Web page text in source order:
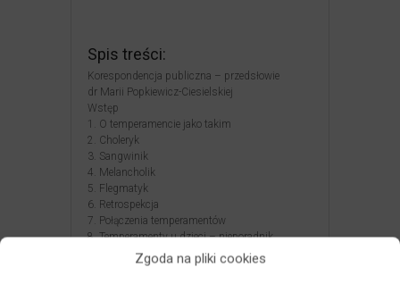
Zgoda na pliki cookies
Spis treści:
Korespondencja publiczna – przedsłowie
dr Marii Popkiewicz-Ciesielskiej
Wstęp
1. O temperamencie jako takim
2. Choleryk
3. Sangwinik
4. Melancholik
5. Flegmatyk
6. Retrospekcja
7. Połączenia temperamentów
8. Temperamenty u dzieci – nieporadnik
9. Po co ta książka?